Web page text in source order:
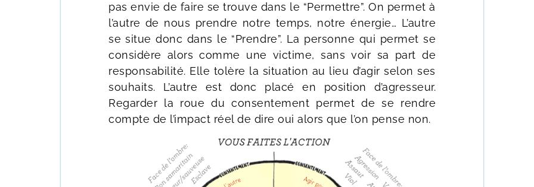
pas envie de faire se trouve dans le “Permettre”. On permet à
l’autre de nous prendre notre temps, notre énergie… L’autre
se situe donc dans le “Prendre”. La personne qui permet se
considère alors comme une victime, sans voir sa part de
responsabilité. Elle tolère la situation au lieu d’agir selon ses
souhaits. L’autre est donc placé en position d’agresseur.
Regarder la roue du consentement permet de se rendre
compte de l’impact réel de dire oui alors que l’on pense non.